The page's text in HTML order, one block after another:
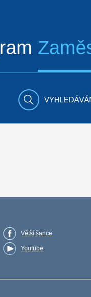
Větší šance
Youtube